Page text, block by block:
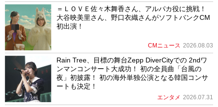
＝ＬＯＶＥ佐々木舞香さん、アルパカ役に挑戦！
大谷映美里さん、野口衣織さんがソフトバンクCM
初出演！
CMニュース 2026.08.03
Rain Tree、目標の舞台Zepp DiverCityでの 2ndワ
ンマンコンサート大成功！ 初の全員曲「台風の
夜」初披露！ 初の海外単独公演となる韓国コンサ
ートも決定！
エンタメ 2026.07.31